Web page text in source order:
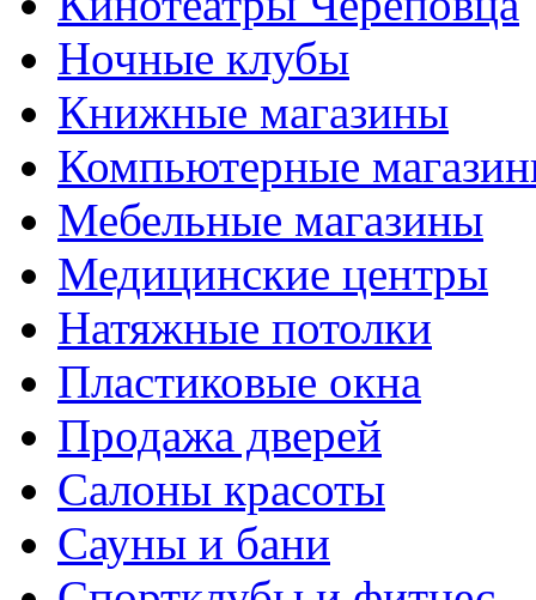
Ночные клубы
Книжные магазины
Компьютерные
Мебельные магазины
Медицинские центры
Натяжные потолки
Пластиковые окна
Продажа дверей
Салоны красоты
Сауны и бани